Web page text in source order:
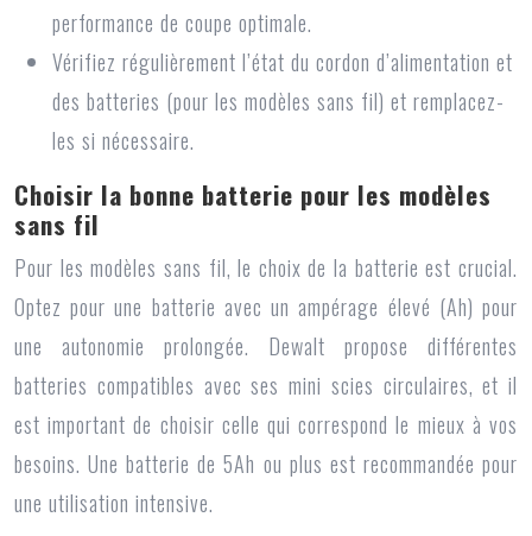
performance de coupe optimale.
Vérifiez régulièrement l’état du cordon d’alimentation et
des batteries (pour les modèles sans fil) et remplacez-
les si nécessaire.
Choisir la bonne batterie pour les modèles
sans fil
Pour les modèles sans fil, le choix de la batterie est crucial.
Optez pour une batterie avec un ampérage élevé (Ah) pour
une autonomie prolongée. Dewalt propose différentes
batteries compatibles avec ses mini scies circulaires, et il
est important de choisir celle qui correspond le mieux à vos
besoins. Une batterie de 5Ah ou plus est recommandée pour
une utilisation intensive.